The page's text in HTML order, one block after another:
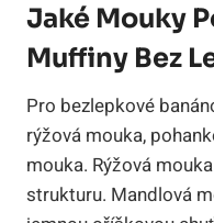
Jaké Mouky
Muffiny Bez
Pro bezlepkové
rýžová mouka,
mouka. Rýžová
strukturu. Mandlová